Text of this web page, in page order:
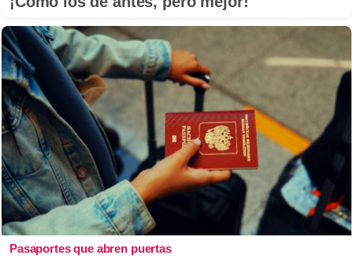
Pasaportes que abren puertas